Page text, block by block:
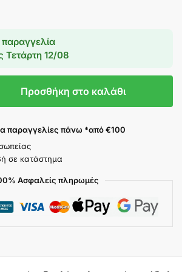
παραγγελία
Τετάρτη 12/08
Προσθήκη στο καλάθι
παραγγελίες πάνω *από €100
σε κατάστημα
Ασφαλείς πληρωμές